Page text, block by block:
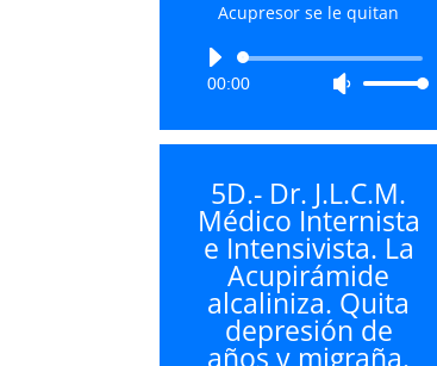
Acupresor se le quitan
Reproductor
00:00
Utiliza
flecha
arriba/abajo
para
aumentar
o
disminuir
el
5D.- Dr. J.L.C.M.
Médico Internista
e Intensivista. La
Acupirámide
alcaliniza. Quita
depresión de
años y migraña.